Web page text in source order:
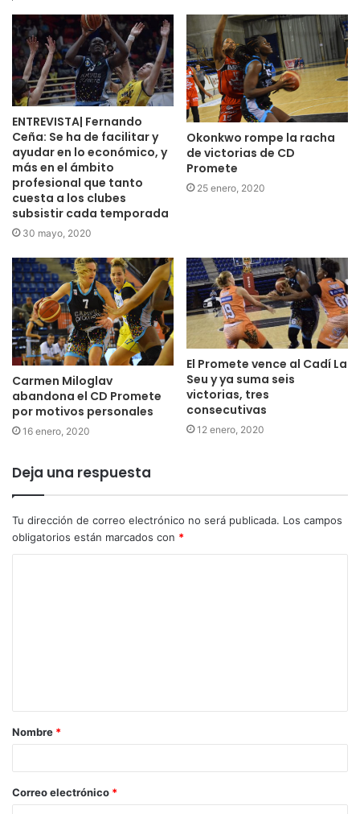
ENTREVISTA| Fernando
Ceña: Se ha de facilitar y
ayudar en lo económico, y
más en el ámbito
profesional que tanto
cuesta a los clubes
subsistir cada temporada
30 mayo, 2020
Okonkwo rompe la racha
de victorias de CD
Promete
25 enero, 2020
Carmen Miloglav
abandona el CD Promete
por motivos personales
16 enero, 2020
El Promete vence al Cadí La
Seu y ya suma seis
victorias, tres
consecutivas
12 enero, 2020
Deja una respuesta
Tu dirección de correo electrónico no será publicada. Los campos
obligatorios están marcados con *
Nombre *
Correo electrónico *